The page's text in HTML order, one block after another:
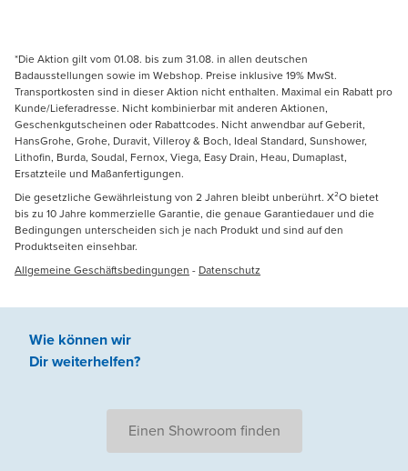
*Die Aktion gilt vom 01.08. bis zum 31.08. in allen deutschen
Badausstellungen sowie im Webshop. Preise inklusive 19% MwSt.
Transportkosten sind in dieser Aktion nicht enthalten. Maximal ein Rabatt pro
Kunde/Lieferadresse. Nicht kombinierbar mit anderen Aktionen,
Geschenkgutscheinen oder Rabattcodes. Nicht anwendbar auf Geberit,
HansGrohe, Grohe, Duravit, Villeroy & Boch, Ideal Standard, Sunshower,
Lithofin, Burda, Soudal, Fernox, Viega, Easy Drain, Heau, Dumaplast,
Ersatzteile und Maßanfertigungen.
Die gesetzliche Gewährleistung von 2 Jahren bleibt unberührt. X²O bietet
bis zu 10 Jahre kommerzielle Garantie, die genaue Garantiedauer und die
Bedingungen unterscheiden sich je nach Produkt und sind auf den
Produktseiten einsehbar.
Allgemeine Geschäftsbedingungen - Datenschutz
Wie können wir
Dir weiterhelfen?
Einen Showroom finden